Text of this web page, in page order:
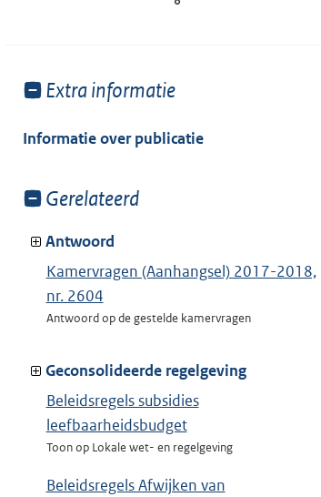
Toon
van:
Extra informatie
Informatie over publicatie
Toon
van:
Gerelateerd
Antwoord
Kamervragen (Aanhangsel) 2017-2018,
nr. 2604
Antwoord op de gestelde kamervragen
Geconsolideerde regelgeving
Beleidsregels subsidies
leefbaarheidsbudget
Toon op Lokale wet- en regelgeving
Beleidsregels Afwijken van